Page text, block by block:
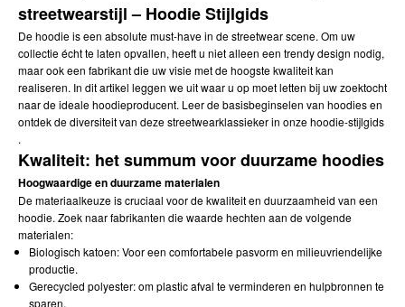
streetwearstijl – Hoodie Stijlgids
De hoodie is een absolute must-have in de streetwear scene. Om uw
collectie écht te laten opvallen, heeft u niet alleen een trendy design nodig,
maar ook een fabrikant die uw visie met de hoogste kwaliteit kan
realiseren. In dit artikel leggen we uit waar u op moet letten bij uw zoektocht
naar de ideale hoodieproducent. Leerde basisbeginselen van hoodiesen
ontdek de diversiteit van deze streetwearklassieker in onze hoodie-stijlgids
.
Kwaliteit: het summum voor duurzame hoodies
Hoogwaardige en duurzame materialen
De materiaalkeuze is cruciaal voor de kwaliteit en duurzaamheid van een
hoodie. Zoek naar fabrikanten die waarde hechten aan de volgende
materialen:
Biologisch katoen: Voor een comfortabele pasvorm en milieuvriendelijke
productie.
Gerecycled polyester: om plastic afval te verminderen en hulpbronnen te
sparen.